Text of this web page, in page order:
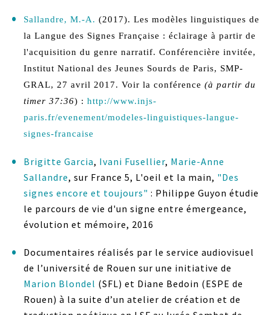
Sallandre, M.-A. (2017). Les modèles linguistiques de
la Langue des Signes Française : éclairage à partir de
l'acquisition du genre narratif. Conférencière invitée,
Institut National des Jeunes Sourds de Paris, SMP-
GRAL, 27 avril 2017. Voir la conférence (à partir du
timer 37:36) : http://www.injs-
paris.fr/evenement/modeles-linguistiques-langue-
signes-francaise
Brigitte Garcia, Ivani Fusellier, Marie-Anne
Sallandre, sur France 5, L'oeil et la main, "Des
signes encore et toujours" : Philippe Guyon étudie
le parcours de vie d'un signe entre émergeance,
évolution et mémoire, 2016
Documentaires réalisés par le service audiovisuel
de l’université de Rouen sur une initiative de
Marion Blondel (SFL) et Diane Bedoin (ESPE de
Rouen) à la suite d’un atelier de création et de